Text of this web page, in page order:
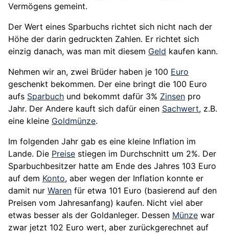
Vermögens gemeint.
Der Wert eines Sparbuchs richtet sich nicht nach der
Höhe der darin gedruckten Zahlen. Er richtet sich
einzig danach, was man mit diesem Geld kaufen kann.
Nehmen wir an, zwei Brüder haben je 100 Euro
geschenkt bekommen. Der eine bringt die 100 Euro
aufs Sparbuch und bekommt dafür 3% Zinsen pro
Jahr. Der Andere kauft sich dafür einen Sachwert, z.B.
eine kleine Goldmünze.
Im folgenden Jahr gab es eine kleine Inflation im
Lande. Die Preise stiegen im Durchschnitt um 2%. Der
Sparbuchbesitzer hatte am Ende des Jahres 103 Euro
auf dem Konto, aber wegen der Inflation konnte er
damit nur Waren für etwa 101 Euro (basierend auf den
Preisen vom Jahresanfang) kaufen. Nicht viel aber
etwas besser als der Goldanleger. Dessen Münze war
zwar jetzt 102 Euro wert, aber zurückgerechnet auf